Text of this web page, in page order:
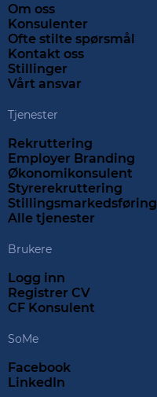
Om oss
Konsulenter
Ofte stilte spørsmål
Kontakt oss
Stillinger
Vårt ansvar
Tjenester
Rekruttering
Employer Branding
Økonomikonsulent
Styrerekruttering
Stillingsmarkedsføring
Alle tjenester
Brukere
Logg inn
Registrer CV
CF Konsulent
SoMe
Facebook
LinkedIn